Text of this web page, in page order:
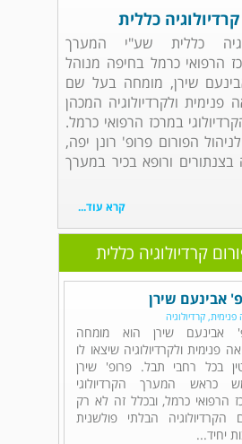
כללית
כללית שע"י המערך
הרפואי כרמל בחיפה מנוהל
שירן, מומחה בעל שם
פנימית ולקרדיולוגיה המכהן
במרכז הרפואי כרמל.
הפורום פרופ' רונן יפה,
בצנתורים ורופא בכיר במערך
קרא עוד...
קרדיולוגיה כללית
אבינעם שירן
פנימית, קרדיולוגיה
אבינעם שירן הוא מומחה
פנימית ולקרדיולוגיה שיצאו לו
בכל רחבי תבל. פרופ' שירן
כראש המערך הקרדיולוגי
הרפואי כרמל, ובכלל זה לא רק
הקרדיולוגיה הבלתי פולשנית
יחיד...